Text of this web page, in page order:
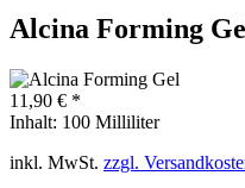
Alcina Forming
11,90 € *
Inhalt: 100 Milliliter
inkl. MwSt. zzgl.